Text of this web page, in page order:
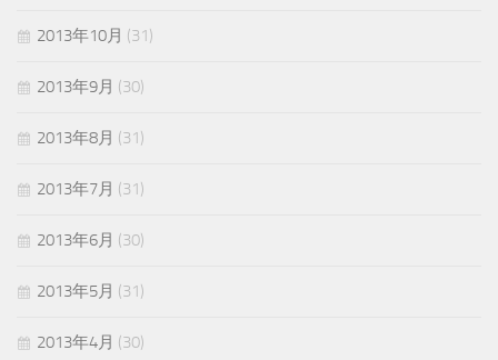
2013年10月 (31)
2013年9月 (30)
2013年8月 (31)
2013年7月 (31)
2013年6月 (30)
2013年5月 (31)
2013年4月 (30)